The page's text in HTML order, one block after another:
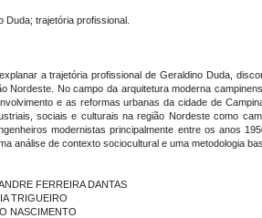
Duda; trajetória profissional.
a trajetória profissional de Geraldino Duda,
Nordeste. No campo da arquitetura moderna
e as reformas urbanas da cidade de
sociais e culturais na região Nordeste como
modernistas principalmente entre os anos
análise de contexto sociocultural e uma metodologia
FERREIRA DANTAS
TRIGUEIRO
NASCIMENTO